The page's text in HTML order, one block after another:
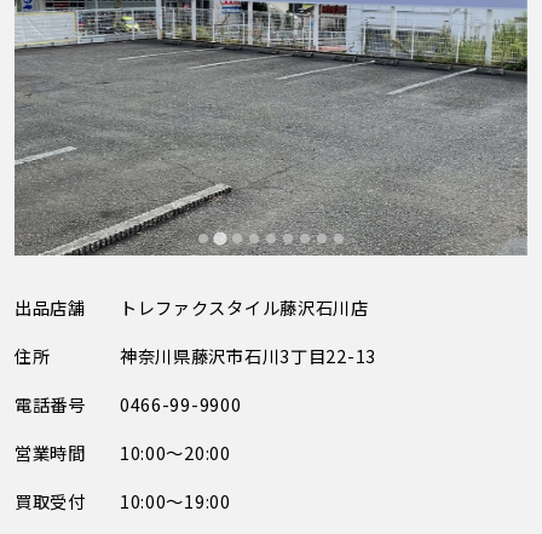
出品店舗
トレファクスタイル藤沢石川店
住所
神奈川県藤沢市石川3丁目22-13
電話番号
0466-99-9900
営業時間
10:00～20:00
買取受付
10:00～19:00